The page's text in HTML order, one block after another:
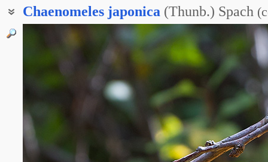
Chaenomeles japonica (Thunb.) Spach (
Хеномелес Маулея
Низкая айва